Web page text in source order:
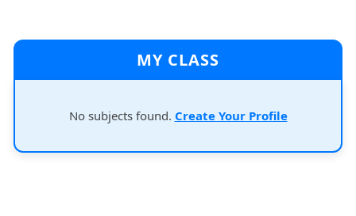
MY CLASS
No subjects found. Create Your Profile